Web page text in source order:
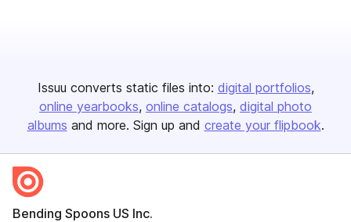
Issuu converts static files into: digital portfolios
online yearbooks online catalogs digital photo
albums and more. Sign up and create your flipbook.
Bending Spoons US Inc.